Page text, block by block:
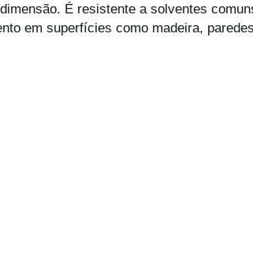
É resistente a solventes
em superfícies como madeira,